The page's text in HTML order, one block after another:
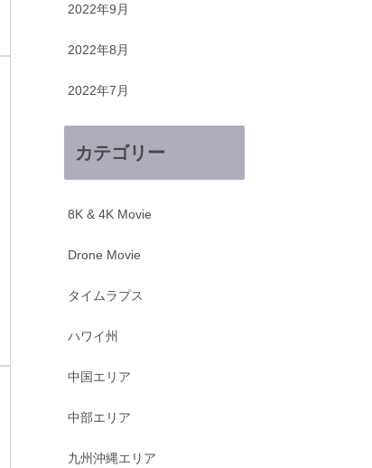
2022年9月
2022年8月
2022年7月
カテゴリー
8K & 4K Movie
Drone Movie
タイムラプス
ハワイ州
中国エリア
中部エリア
九州沖縄エリア